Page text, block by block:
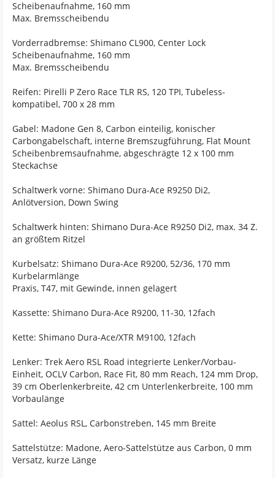
Scheibenaufnahme, 160 mm
Max. Bremsscheibendu
Vorderradbremse: Shimano CL900, Center Lock
Scheibenaufnahme, 160 mm
Max. Bremsscheibendu
Reifen: Pirelli P Zero Race TLR RS, 120 TPI, Tubeless-
kompatibel, 700 x 28 mm
Gabel: Madone Gen 8, Carbon einteilig, konischer
Carbongabelschaft, interne Bremszugführung, Flat Mount
Scheibenbremsaufnahme, abgeschrägte 12 x 100 mm
Steckachse
Schaltwerk vorne: Shimano Dura-Ace R9250 Di2,
Anlötversion, Down Swing
Schaltwerk hinten: Shimano Dura-Ace R9250 Di2, max. 34 Z.
an größtem Ritzel
Kurbelsatz: Shimano Dura-Ace R9200, 52/36, 170 mm
Kurbelarmlänge
Praxis, T47, mit Gewinde, innen gelagert
Kassette: Shimano Dura-Ace R9200, 11-30, 12fach
Kette: Shimano Dura-Ace/XTR M9100, 12fach
Lenker: Trek Aero RSL Road integrierte Lenker/Vorbau-
Einheit, OCLV Carbon, Race Fit, 80 mm Reach, 124 mm Drop,
39 cm Oberlenkerbreite, 42 cm Unterlenkerbreite, 100 mm
Vorbaulänge
Sattel: Aeolus RSL, Carbonstreben, 145 mm Breite
Sattelstütze: Madone, Aero-Sattelstütze aus Carbon, 0 mm
Versatz, kurze Länge